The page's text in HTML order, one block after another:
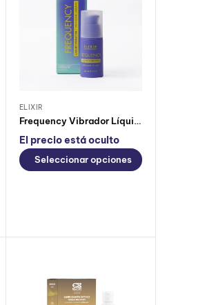
ELIXIR
Frequency Vibrador Líquido
El precio está oculto
Seleccionar opciones